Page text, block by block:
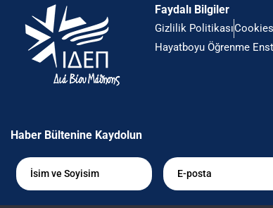
Faydalı Bilgiler
Gizlilik Politikası
Hayatboyu Öğrenme
Haber Bültenine Kaydolun